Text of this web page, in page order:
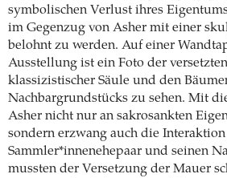
symbolischen Verlust ihres
im Gegenzug von Asher mit einer
belohnt zu werden. Auf einer
Ausstellung ist ein Foto der
klassizistischer Säule und den
Nachbargrundstücks zu sehen. Mit
Asher nicht nur an sakrosankten
sondern erzwang auch die
Sammler*innenehepaar und seinen
mussten der Versetzung der Mauer